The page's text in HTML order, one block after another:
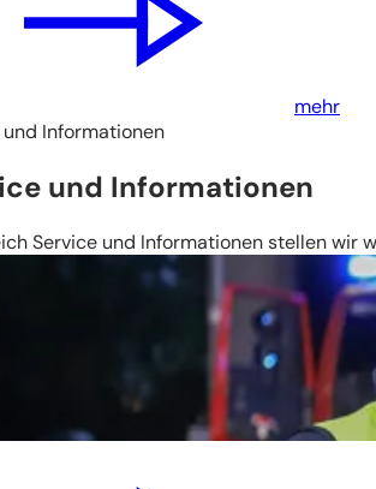
mehr
Informationen
und Informationen
Service und Informationen stellen wir